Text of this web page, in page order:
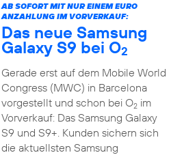
AB SOFORT MIT NUR EINEM EURO
ANZAHLUNG IM VORVERKAUF:
Das neue Samsung
Galaxy S9 bei O2
Gerade erst auf dem Mobile World
Congress (MWC) in Barcelona
vorgestellt und schon bei O2im
Vorverkauf: Das Samsung Galaxy
S9 und S9+. Kunden sichern sich
die aktuellsten Samsung